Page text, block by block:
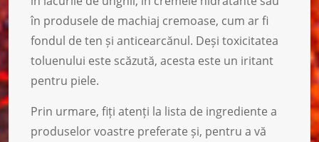
în produsele de machiaj cremoase, cum ar fi
fondul de ten și anticearcănul. Deși toxicitatea
toluenului este scăzută, acesta este un iritant
pentru piele.
Prin urmare, fiți atenți la lista de ingrediente a
produselor voastre preferate și, pentru a vă